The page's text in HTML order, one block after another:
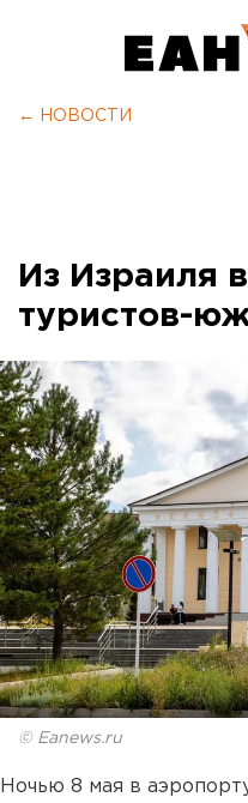
← НОВОСТИ
Из Израиля
туристов-
© Eanews.ru
Ночью 8 мая в